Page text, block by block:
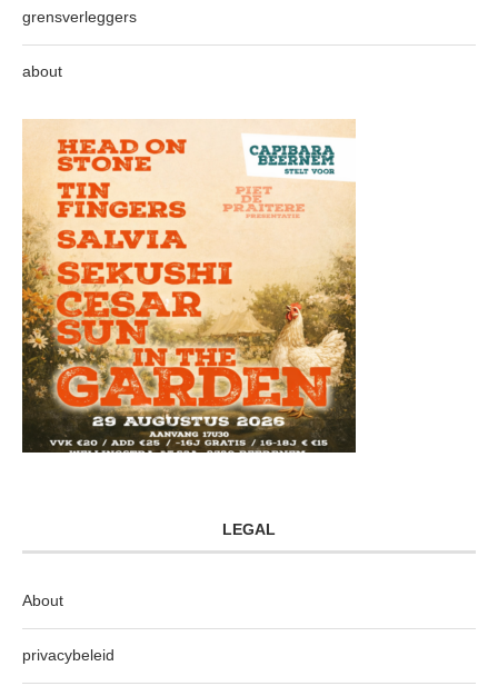
grensverleggers
about
LEGAL
About
privacybeleid